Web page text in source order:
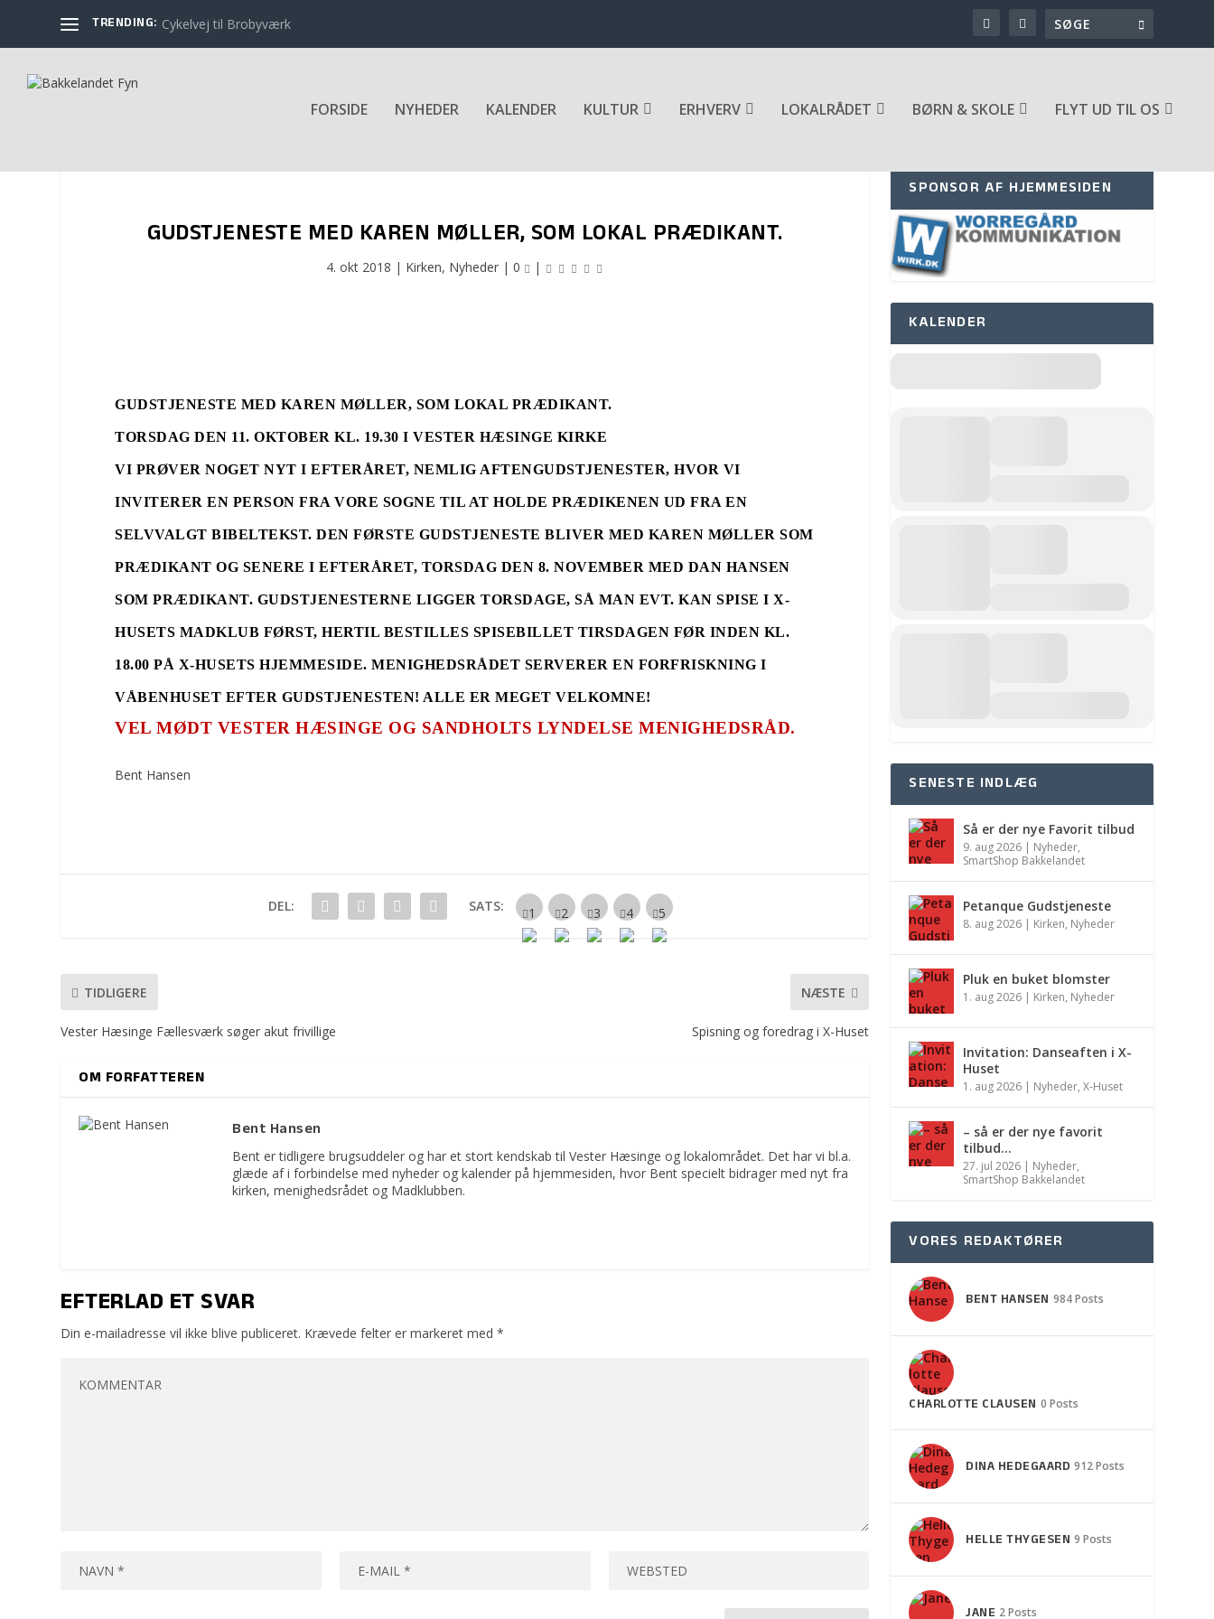
TRENDING: Cykelvej til Brobyværk
FORSIDE NYHEDER KALENDER KULTUR ERHVERV LOKALRÅDET BØRN & SKOLE FLYT UD TIL OS
GUDSTJENESTE MED KAREN MØLLER, SOM LOKAL PRÆDIKANT.
4. okt 2018 | Kirken, Nyheder| 0 |
GUDSTJENESTE MED KAREN MØLLER, SOM LOKAL PRÆDIKANT.
TORSDAG DEN 11. OKTOBER KL. 19.30 I VESTER HÆSINGE KIRKE
VI PRØVER NOGET NYT I EFTERÅRET, NEMLIG AFTENGUDSTJENESTER, HVOR VI
INVITERER EN PERSON FRA VORE SOGNE TIL AT HOLDE PRÆDIKENEN UD FRA EN
SELVVALGT BIBELTEKST. DEN FØRSTE GUDSTJENESTE BLIVER MED KAREN MØLLER SOM
PRÆDIKANT OG SENERE I EFTERÅRET, TORSDAG DEN 8. NOVEMBER MED DAN HANSEN
SOM PRÆDIKANT. GUDSTJENESTERNE LIGGER TORSDAGE, SÅ MAN EVT. KAN SPISE I X-
HUSETS MADKLUB FØRST, HERTIL BESTILLES SPISEBILLET TIRSDAGEN FØR INDEN KL.
18.00 PÅ X-HUSETS HJEMMESIDE. MENIGHEDSRÅDET SERVERER EN FORFRISKNING I
VÅBENHUSET EFTER GUDSTJENESTEN! ALLE ER MEGET VELKOMNE!
VEL MØDT VESTER HÆSINGE OG SANDHOLTS LYNDELSE MENIGHEDSRÅD.
Bent Hansen
DEL: SATS:
TIDLIGERE
Vester Hæsinge Fællesværk søger akut frivillige
NÆSTE
Spisning og foredrag i X-Huset
OM FORFATTEREN
Bent Hansen
Bent er tidligere brugsuddeler og har et stort kendskab til Vester Hæsinge og lokalområdet. Det har vi bl.a.
glæde af i forbindelse med nyheder og kalender på hjemmesiden, hvor Bent specielt bidrager med nyt fra
kirken, menighedsrådet og Madklubben.
EFTERLAD ET SVAR
Din e-mailadresse vil ikke blive publiceret. Krævede felter er markeret med*
SPONSOR AF HJEMMESIDEN
KALENDER
SENESTE INDLÆG
Så er der nye Favorit tilbud
9. aug 2026 | Nyheder,
SmartShop Bakkelandet
Petanque Gudstjeneste
8. aug 2026 | Kirken, Nyheder
Pluk en buket blomster
1. aug 2026 | Kirken, Nyheder
Invitation: Danseaften i X-
Huset
1. aug 2026 | Nyheder,X-Huset
– så er der nye favorit
tilbud…
27. jul 2026 | Nyheder,
SmartShop Bakkelandet
VORES REDAKTØRER
BENT HANSEN 984 Posts
CHARLOTTE CLAUSEN 0 Posts
DINA HEDEGAARD 912 Posts
HELLE THYGESEN 9 Posts
JANE 2 Posts